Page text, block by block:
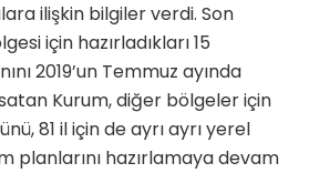
ilişkin bilgiler verdi. Son
için hazırladıkları 15
2019’un Temmuz ayında
Kurum, diğer bölgeler için
81 il için de ayrı ayrı yerel
planlarını hazırlamaya devam